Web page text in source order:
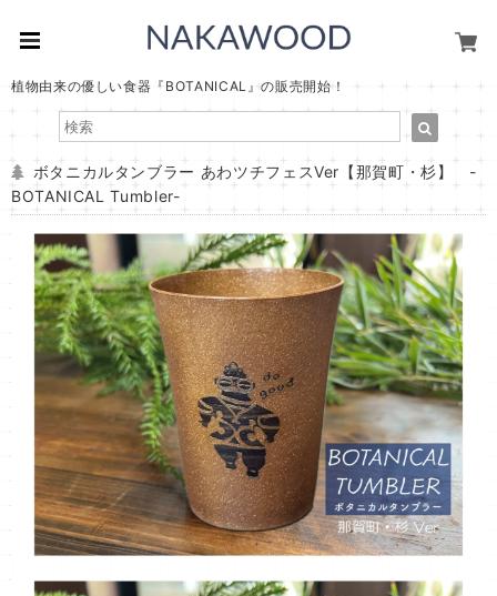
植物由来の優しい食器『BOTANICAL』の販売開始！
ボタニカルタンブラー あわツチフェスVer【那賀町・杉】 -
BOTANICAL Tumbler-